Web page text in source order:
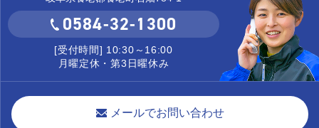
0584-32-1300
[受付時間] 10:30～16:00
月曜定休・第3日曜休み
メールでお問い合わせ